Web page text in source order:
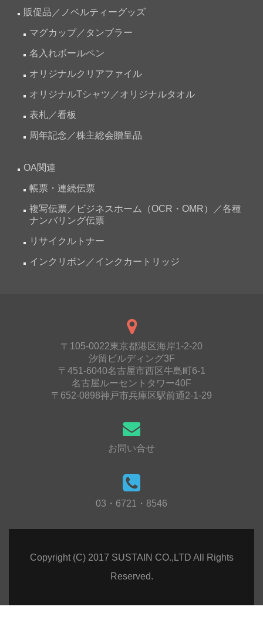
販促品／ノベルティーグッズ
マグカップ／タンブラー
名入れボールペン
オリジナルクリアファイル
オリジナルTシャツ／オリジナルタオル
表札／看板
周年記念／株主総会贈呈品
OA関連
帳票・連続伝票
複写伝票／ビジネスホーム（OCR・OMR）／各種
ナンバリング伝票
リサイクルトナー
インクリボン／インクカートリッジ
〒105-0022東京都港区海岸1-2-20
汐留ビルディング3F
〒451-6040名古屋市西区牛島町6-1
名古屋ルーセントタワー40F
〒652-0898神戸市兵庫区駅前通2-1-29
お問い合せ
03・6721・8546
Copyright (C) 2017 SUSTAIN CO.,LTD All Rights
Reserved.